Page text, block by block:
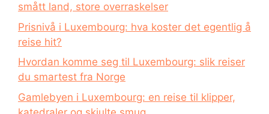
smått land, store overraskelser
Prisnivå i Luxembourg: hva koster det egentlig å
reise hit?
Hvordan komme seg til Luxembourg: slik reiser
du smartest fra Norge
Gamlebyen i Luxembourg: en reise til klipper,